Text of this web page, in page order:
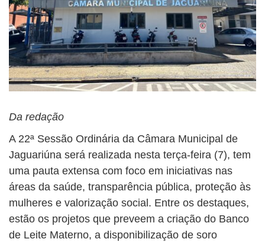
Da redação
A 22ª Sessão Ordinária da Câmara Municipal de
Jaguariúna será realizada nesta terça-feira (7), tem
uma pauta extensa com foco em iniciativas nas
áreas da saúde, transparência pública, proteção às
mulheres e valorização social. Entre os destaques,
estão os projetos que preveem a criação do Banco
de Leite Materno, a disponibilização de soro